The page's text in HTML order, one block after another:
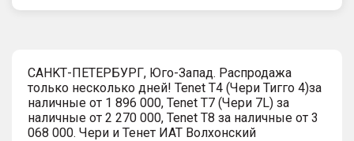
СAHKТ-ПЕTЕРБУРГ, Юго-Запaд. Распродажа
только несколько дней! Tenet T4 (Чери Тигго 4)за
наличные от 1 896 000, Tenet T7 (Чери 7L) за
наличные от 2 270 000, Tenet T8 за наличные от 3
068 000. Чеpи и Тенет ИАТ Волxонcкий